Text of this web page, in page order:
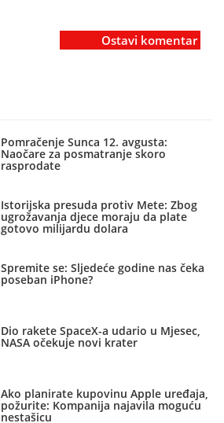
Ostavi komentar
Pomračenje Sunca 12. avgusta:
Naočare za posmatranje skoro
rasprodate
Istorijska presuda protiv Mete: Zbog
ugrožavanja djece moraju da plate
gotovo milijardu dolara
Spremite se: Sljedeće godine nas čeka
poseban iPhone?
Dio rakete SpaceX-a udario u Mjesec,
NASA očekuje novi krater
Ako planirate kupovinu Apple uređaja,
požurite: Kompanija najavila moguću
nestašicu